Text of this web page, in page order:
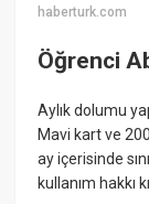
haberturk.com
Öğrenci
Aylık dolumu
Mavi kart ve
ay içerisinde
kullanım hakkı